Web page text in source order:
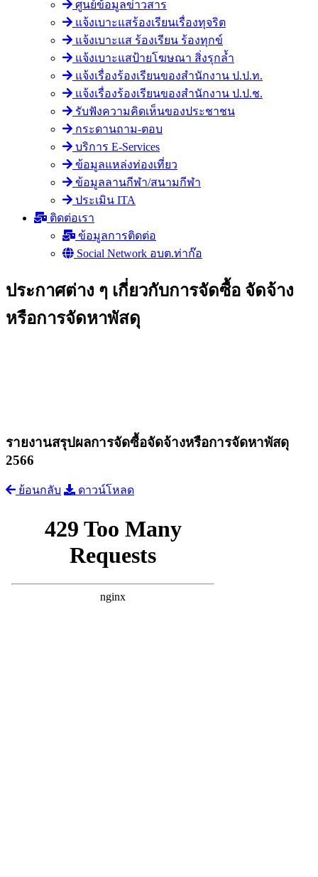
ศูนย์ข้อมูลข่าวสาร
แจ้งเบาะแสร้องเรียนเรื่องทุจริต
แจ้งเบาะแส ร้องเรียน ร้องทุกข์
แจ้งเบาะแสป้ายโฆษณา สิ่งรุกล้ำ
แจ้งเรื่องร้องเรียนของสำนักงาน ป.ป.ท.
แจ้งเรื่องร้องเรียนของสำนักงาน ป.ป.ช.
รับฟังความคิดเห็นของประชาชน
กระดานถาม-ตอบ
บริการ E-Services
ข้อมูลแหล่งท่องเที่ยว
ข้อมูลลานกีฬา/สนามกีฬา
ประเมิน ITA
ติดต่อเรา
ข้อมูลการติดต่อ
Social Network อบต.ท่าก๊อ
ประกาศต่าง ๆ เกี่ยวกับการจัดซื้อ จัดจ้าง
หรือการจัดหาพัสดุ
รายงานสรุปผลการจัดซื้อจัดจ้างหรือการจัดหาพัสดุ
2566
ย้อนกลับ ดาวน์โหลด